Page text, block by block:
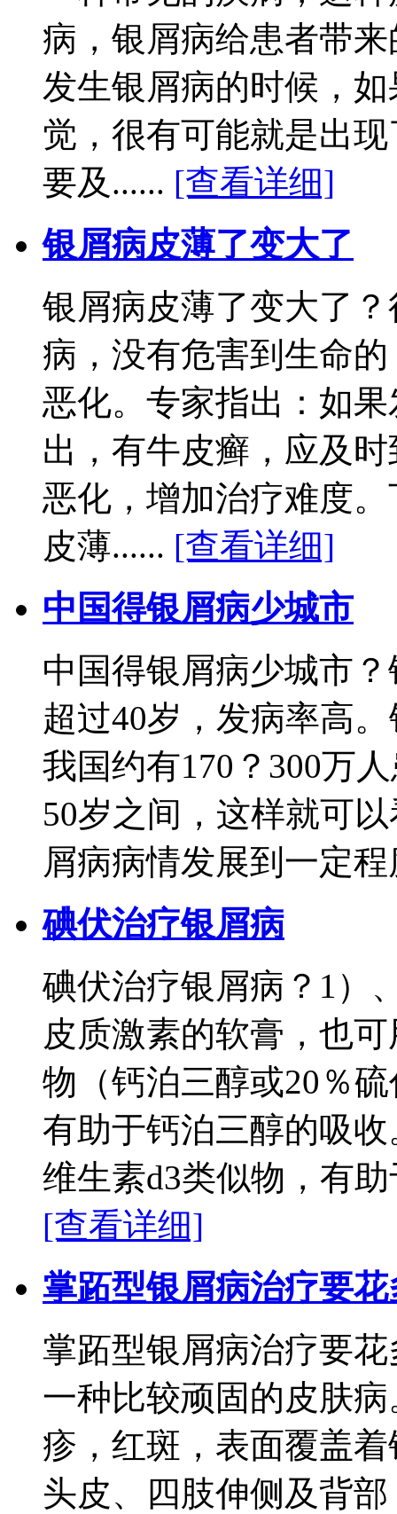
病，银屑病给患者带
发生银屑病的时候，
觉，很有可能就是出
要及...... [查看详细]
银屑病皮薄了变大了
银屑病皮薄了变大了
病，没有危害到生命
恶化。专家指出：如
出，有牛皮癣，应及
恶化，增加治疗难度
皮薄...... [查看详细]
中国得银屑病少城市
中国得银屑病少城市
超过40岁，发病率高
我国约有170？300万
50岁之间，这样就可
屑病病情发展到一定
碘伏治疗银屑病
碘伏治疗银屑病？1）
皮质激素的软膏，也
物（钙泊三醇或20％
有助于钙泊三醇的吸
维生素d3类似物，有
[查看详细]
掌跖型银屑病治疗要
掌跖型银屑病治疗要
一种比较顽固的皮肤
疹，红斑，表面覆盖
头皮、四肢伸侧及背